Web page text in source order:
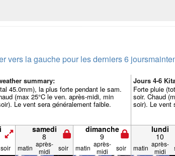
vers la gauche pour les derniers 6 jours
summary:
45.0mm), la plus forte pendant le sam.
(max 25°C le ven. après-midi, min
Le vent sera généralement faible.
Jours 4-6
Forte pluie
soir. Chaud
soir). Le vent
samedi
8
dimanche
9
lundi
10
soir matin après-
midi
soir matin après-
midi
soir matin après-
midi